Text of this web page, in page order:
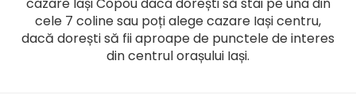
cele 7 coline sau poți alegecazare Iași centru,
dacă dorești să fii aproape de punctele de interes
din centrul orașului Iași.